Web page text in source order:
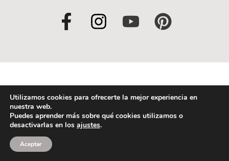
F
a
e
b
o
o
k
I
n
t
a
g
r
a
Y
o
t
u
b
e
P
i
t
e
r
e
Utilizamos cookies para ofrecerte la mejor experiencia en
nuestra web.
Puedes aprender más sobre qué cookies utilizamos o
desactivarlas en los ajustes.
Aceptar